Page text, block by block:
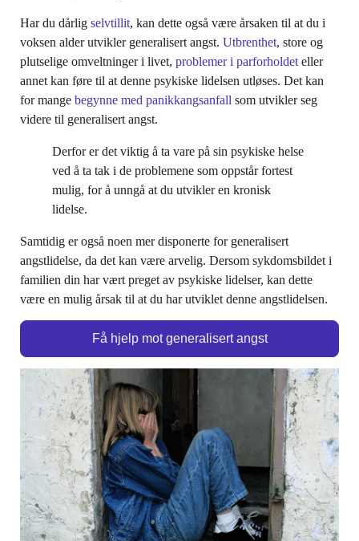
Har du dårlig selvtillit, kan dette også være årsaken til at du i
voksen alder utvikler generalisert angst. Utbrenthet, store og
plutselige omveltninger i livet, problemer i parforholdet eller
annet kan føre til at denne psykiske lidelsen utløses. Det kan
for mange begynne med panikkangsanfall som utvikler seg
videre til generalisert angst.
Derfor er det viktig å ta vare på sin psykiske helse
ved å ta tak i de problemene som oppstår fortest
mulig, for å unngå at du utvikler en kronisk
lidelse.
Samtidig er også noen mer disponerte for generalisert
angstlidelse, da det kan være arvelig. Dersom sykdomsbildet i
familien din har vært preget av psykiske lidelser, kan dette
være en mulig årsak til at du har utviklet denne angstlidelsen.
Få hjelp mot generalisert angst